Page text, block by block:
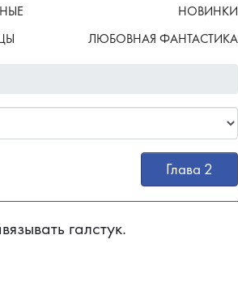
НОВИНКИ
ЛЮБОВНАЯ ФАНТАСТИКА
Глава 2
галстук.